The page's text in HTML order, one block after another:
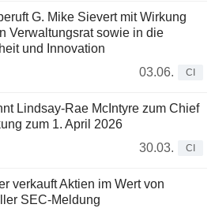
G. Mike Sievert mit Wirkung
Verwaltungsrat sowie in die
und Innovation
03.06.
CI
Lindsay-Rae McIntyre zum Chief
zum 1. April 2026
30.03.
CI
verkauft Aktien im Wert von
SEC-Meldung